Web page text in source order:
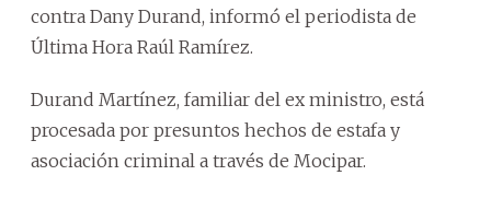
contra Dany Durand, informó el periodista de
Última Hora Raúl Ramírez.
Durand Martínez, familiar del ex ministro, está
procesada por presuntos hechos de estafa y
asociación criminal a través de Mocipar.